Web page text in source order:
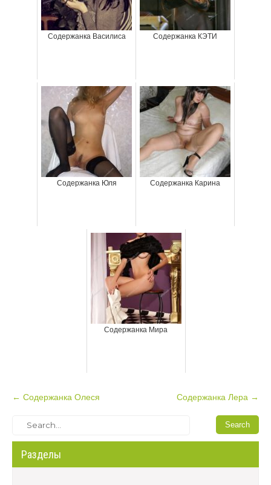
Содержанка Василиса Содержанка КЭТИ
Содержанка Юля Содержанка Карина
Содержанка Мира
P
t
← Содержанка Олеся Содержанка Лера →
Разделы